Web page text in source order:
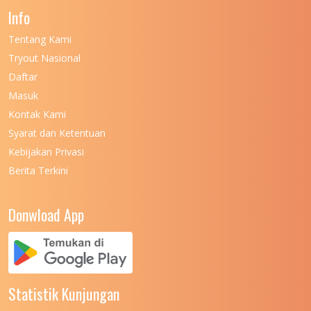
UNIVERSITAS NEGERI KHAIRUN
UNIVERSITAS NEGERI MANADO
UNIVERSITAS NEGERI MEDAN
UNIVERSITAS NEGERI PADANG
UNIVERSITAS NUSA CENDANA
UNIVERSITAS PADJADJARAN
UNIVERSITAS PATTIMURA
Info
Tentang Kami
Tryout Nasional
Daftar
Masuk
Kontak Kami
Syarat dan Ketentuan
Kebijakan Privasi
Berita Terkini
Donwload App
Statistik Kunjungan